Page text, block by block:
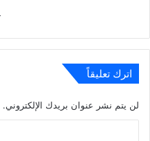
اترك تعليقاً
لن يتم نشر عنوان بريدك الإلكتروني.